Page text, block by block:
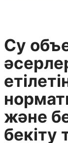
Су
және
бекiту